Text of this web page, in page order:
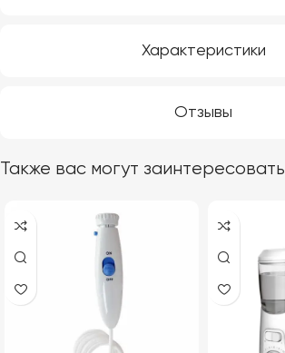
Характеристики
Отзывы
Также вас могут заинтересовать